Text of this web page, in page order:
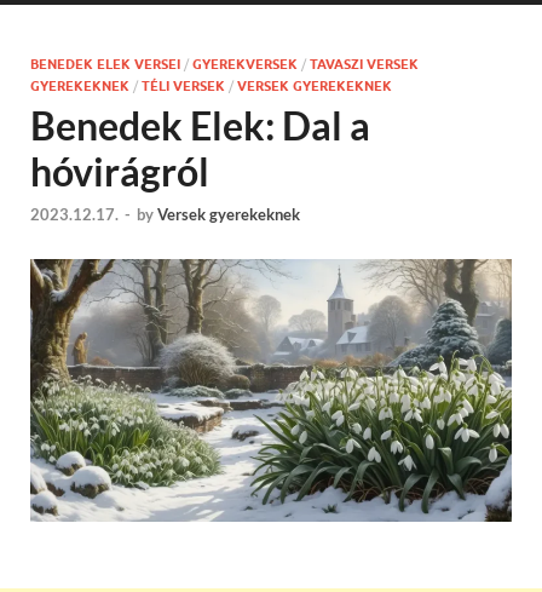
BENEDEK ELEK VERSEI / GYEREKVERSEK / TAVASZI VERSEK
GYEREKEKNEK / TÉLI VERSEK / VERSEK GYEREKEKNEK
Benedek Elek: Dal a
hóvirágról
2023.12.17. - byVersek gyerekeknek